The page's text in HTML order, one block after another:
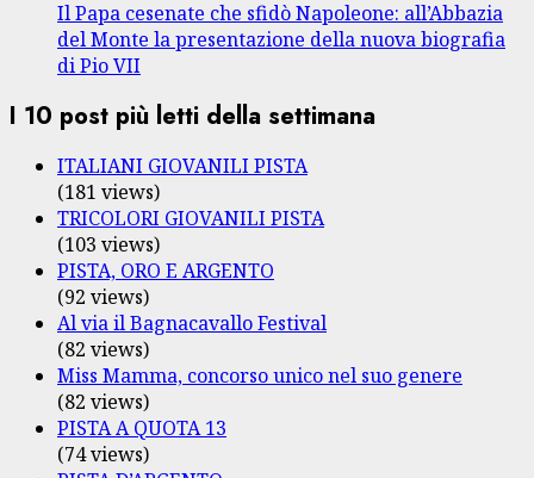
Il Papa cesenate che sfidò Napoleone: all’Abbazia
del Monte la presentazione della nuova biografia
di Pio VII
I 10 post più letti della settimana
ITALIANI GIOVANILI PISTA
(181 views)
TRICOLORI GIOVANILI PISTA
(103 views)
PISTA, ORO E ARGENTO
(92 views)
Al via il Bagnacavallo Festival
(82 views)
Miss Mamma, concorso unico nel suo genere
(82 views)
PISTA A QUOTA 13
(74 views)